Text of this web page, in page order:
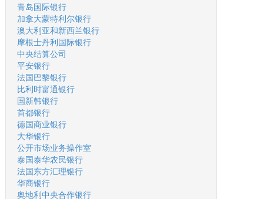
青岛国际银行
加拿大蒙特利尔银行
澳大利亚和新西兰银行
摩根士丹利国际银行
中央结算公司
平安银行
法国巴黎银行
比利时富通银行
国新韩银行
首都银行
德国商业银行
大华银行
公开市场业务操作室
泰国泰华农民银行
法国东方汇理银行
华商银行
奥地利中央合作银行